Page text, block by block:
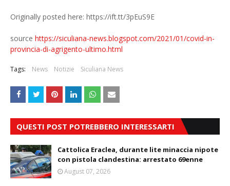
Originally posted here: https://ift.tt/3pEuS9E
source https://siculiana-news.blogspot.com/2021/01/covid-in-
provincia-di-agrigento-ultimo.html
Tags: News Notizie Siculiana News
QUESTI POST POTREBBERO INTERESSARTI
Cattolica Eraclea, durante lite minaccia nipote
con pistola clandestina: arrestato 69enne
August 07, 2026